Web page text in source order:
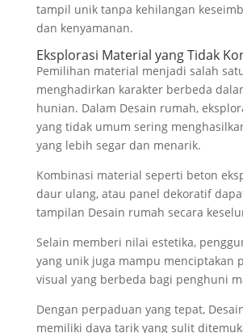
tampil unik tanpa kehilangan
dan kenyamanan.
Eksplorasi Material yang Tidak
Pemilihan material menjadi salah
menghadirkan karakter berbeda
hunian. Dalam Desain rumah,
yang tidak umum sering
yang lebih segar dan menarik.
Kombinasi material seperti beton
daur ulang, atau panel dekoratif
tampilan Desain rumah secara
Selain memberi nilai estetika,
yang unik juga mampu menciptakan
visual yang berbeda bagi penghuni
Dengan perpaduan yang tepat,
memiliki daya tarik yang sulit